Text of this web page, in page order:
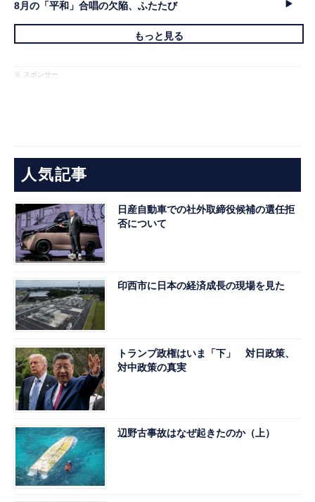
8月の「平和」合唱の欠陥、ふたたび
もっと見る
※ スポンサー
人気記事
日産自動車での社外取締役候補の選任拒
否について
印西市に日本の経済成長の現場を見た
トランプ政権はいま「下」 対日政策、
対中政策の真実
辺野古事故はなぜ起きたのか（上）